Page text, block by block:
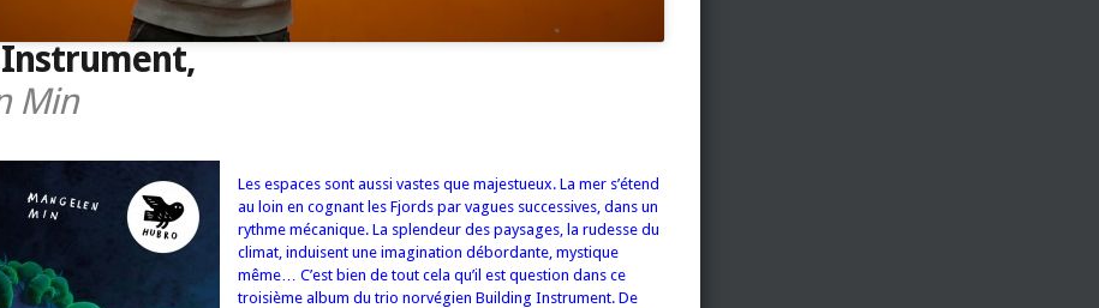
Min
Les espaces sont aussi vastes que majestueux. La mer s’étend
au loin en cognant les Fjords par vagues successives, dans un
rythme mécanique. La splendeur des paysages, la rudesse du
climat, induisent une imagination débordante, mystique
même… C’est bien de tout cela qu’il est question dans ce
troisième album du trio norvégien Building Instrument. De